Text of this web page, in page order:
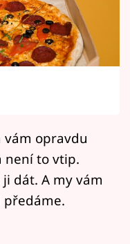
vám opravdu
není to vtip.
dát. A my vám
předáme.